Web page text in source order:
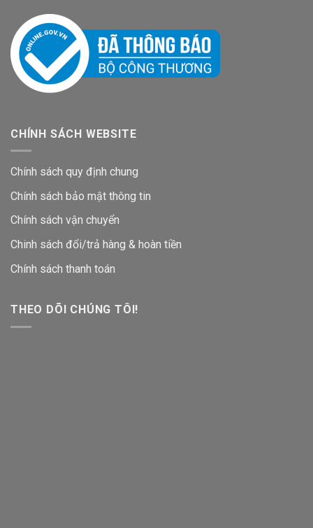
CHÍNH SÁCH WEBSITE
Chính sách quy định chung
Chính sách bảo mật thông tin
Chính sách vận chuyển
Chinh sách đổi/trả hàng & hoàn tiền
Chính sách thanh toán
THEO DÕI CHÚNG TÔI!